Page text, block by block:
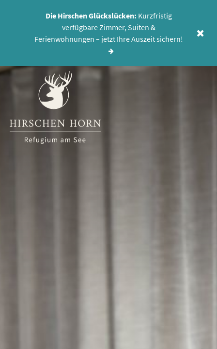
Die Hirschen Glückslücken: Kurzfristig
verfügbare Zimmer, Suiten &
Ferienwohnungen – jetzt Ihre Auszeit sichern!
MENÜ